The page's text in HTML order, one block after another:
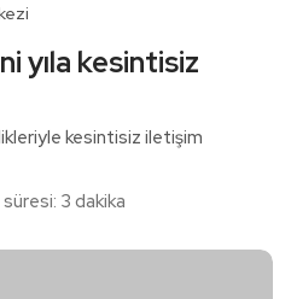
yıla kesintisiz
kesintisiz iletişim
3 dakika